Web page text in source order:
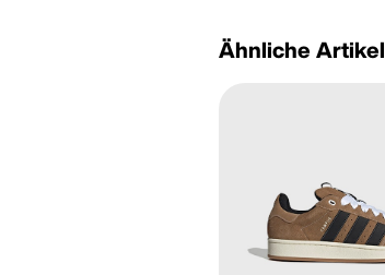
Ähnliche Artikel